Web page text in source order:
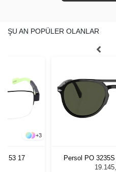
ŞU AN POPÜLER OLANLAR
+3
53 17
Persol PO
Güneş